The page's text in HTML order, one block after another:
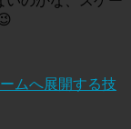
ムへ展開する技